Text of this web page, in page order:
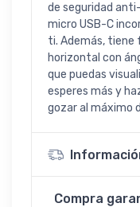
de seguridad
micro USB-C
ti. Además,
horizontal con
que puedas
esperes más y
gozar al máximo
Compra